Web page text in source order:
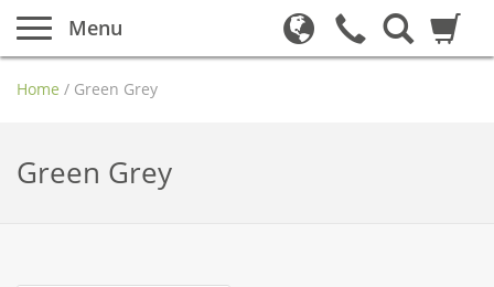
Menu
Home / Green Grey
Green Grey